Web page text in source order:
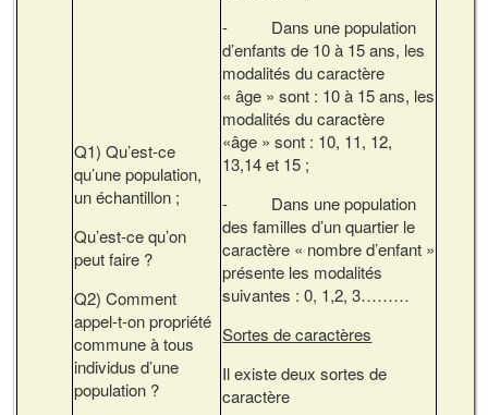
Q1) Qu’est-ce
qu’une population,
un échantillon ;
Qu’est-ce qu’on
peut faire ?
Q2) Comment
appel-t-on propriété
commune à tous
individus d’une
population ?
- Dans une population
d’enfants de 10 à 15 ans, les
modalités du caractère
« âge » sont : 10 à 15 ans, les
modalités du caractère
«âge » sont : 10, 11, 12,
13,14 et 15 ;
- Dans une population
des familles d’un quartier le
caractère « nombre d’enfant »
présente les modalités
suivantes : 0, 1,2, 3………
Sortes de caractères
Il existe deux sortes de
caractère